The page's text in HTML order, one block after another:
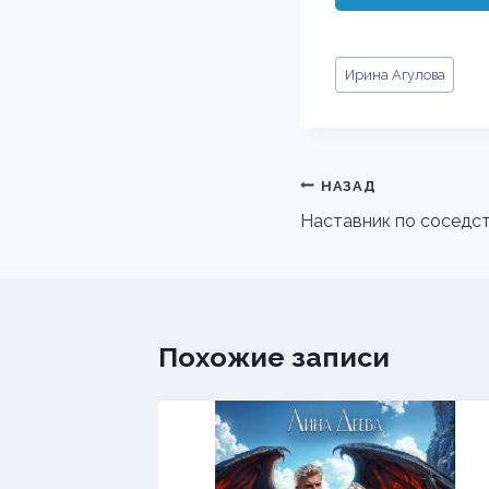
Метки
записи:
Ирина Агулова
Навигация
по
НАЗАД
Наставник по
Похожие записи